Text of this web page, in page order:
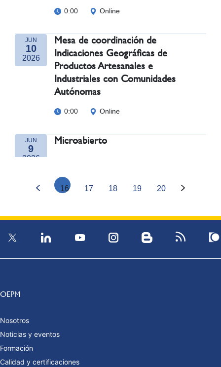
0:00 Online
JUN
10
2026
Mesa de coordinación de
Indicaciones Geográficas de
Productos Artesanales e
Industriales con Comunidades
Autónomas
0:00 Online
JUN
9
2026
Microabierto
16 17 18 19 20
OEPM
Nosotros
Noticias y eventos
Formación
Calidad y certificaciones